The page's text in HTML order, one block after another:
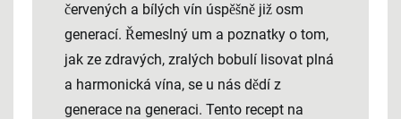
červených a bílých vín úspěšně již osm
generací. Řemeslný um a poznatky o tom,
jak ze zdravých, zralých bobulí lisovat plná
a harmonická vína, se u nás dědí z
generace na generaci. Tento recept na